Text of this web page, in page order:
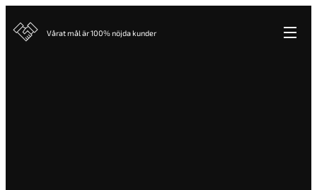
Vårat mål är 100% nöjda kunder